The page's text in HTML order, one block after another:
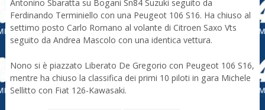
Antonino Sbaratta su Bogani Sn84 Suzuki seguito da
Ferdinando Terminiello con una Peugeot 106 S16. Ha chiuso al
settimo posto Carlo Romano al volante di Citroen Saxo Vts
seguito da Andrea Mascolo con una identica vettura.
Nono si è piazzato Liberato De Gregorio con Peugeot 106 S16,
mentre ha chiuso la classifica dei primi 10 piloti in gara Michele
Sellitto con Fiat 126-Kawasaki.